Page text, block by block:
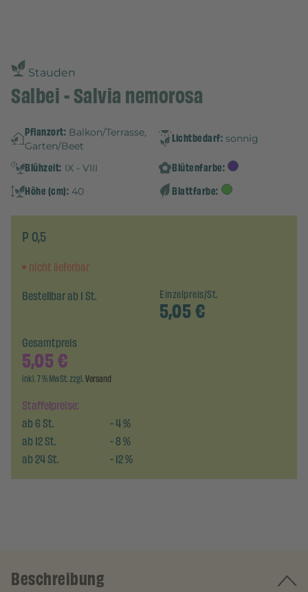
Stauden
Salbei - Salvia nemorosa
Pflanzort: Balkon/Terrasse,
Garten/Beet
Lichtbedarf: sonnig
Blühzeit: IX - VIII
Blütenfarbe:
Höhe (cm): 40 Blattfarbe:
P 0,5
nicht lieferbar
Bestellbar ab 1 St.
Einzelpreis/St.
5,05€
Staffelpreise:
ab6St. -4%
ab12St. -8%
ab24St. -12%
Gesamtpreis
5,05€
inkl. 7 % MwSt. zzgl.Versand
Beschreibung